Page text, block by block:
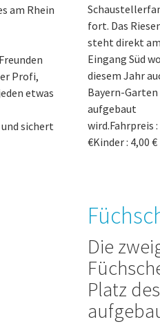
am Rhein
Profi,
etwas
sichert
fort. Das
steht direkt am
Eingang Süd
diesem Jahr
Bayern-Garten
aufgebaut
wird.Fahrpreis :
€Kinder : 4,00 €
Die
Platz